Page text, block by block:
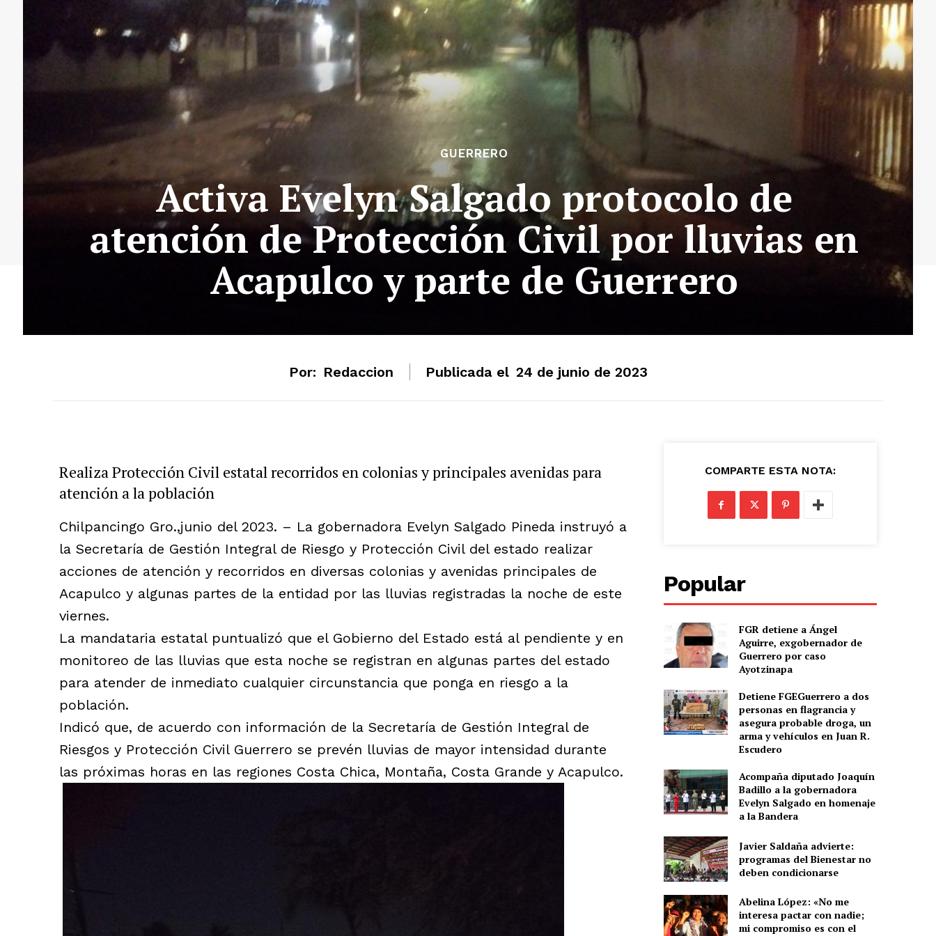
GUERRERO
Activa Evelyn Salgado protocolo de
atención de Protección Civil por lluvias en
Acapulco y parte de Guerrero
Por: Redaccion Publicada el 24 de junio de 2023
Realiza Protección Civil estatal recorridos en colonias y principales avenidas para
atención a la población
Chilpancingo Gro.,junio del 2023. – La gobernadora Evelyn Salgado Pineda instruyó a
la Secretaría de Gestión Integral de Riesgo y Protección Civil del estado realizar
acciones de atención y recorridos en diversas colonias y avenidas principales de
Acapulco y algunas partes de la entidad por las lluvias registradas la noche de este
viernes.
La mandataria estatal puntualizó que el Gobierno del Estado está al pendiente y en
monitoreo de las lluvias que esta noche se registran en algunas partes del estado
para atender de inmediato cualquier circunstancia que ponga en riesgo a la
población.
Indicó que, de acuerdo con información de la Secretaría de Gestión Integral de
Riesgos y Protección Civil Guerrero se prevén lluvias de mayor intensidad durante
las próximas horas en las regiones Costa Chica, Montaña, Costa Grande y Acapulco.
COMPARTE ESTA NOTA:
Popular
FGR detiene a Ángel
Aguirre, exgobernador de
Guerrero por caso
Ayotzinapa
Detiene FGEGuerrero a dos
personas en flagrancia y
asegura probable droga, un
arma y vehículos en Juan R.
Escudero
Acompaña diputado Joaquín
Badillo a la gobernadora
Evelyn Salgado en homenaje
a la Bandera
Javier Saldaña advierte:
programas del Bienestar no
deben condicionarse
Abelina López: «No me
interesa pactar con nadie;
mi compromiso es con el